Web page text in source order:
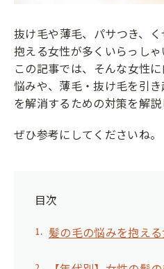
抜け毛や薄毛、パサつき、
抱える女性が多くいらっしゃ
この記事では、そんな女性
悩みや、薄毛・抜け毛を引
を解消するための対策を解説
ぜひ参考にしてくださいね。
目次
髪の毛の悩みを抱え